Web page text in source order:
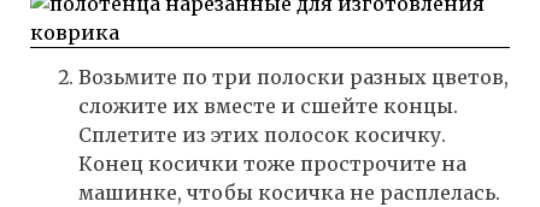
Возьмите по три полоски разных цветов,
сложите их вместе и сшейте концы.
Сплетите из этих полосок косичку.
Конец косички тоже прострочите на
машинке, чтобы косичка не расплелась.